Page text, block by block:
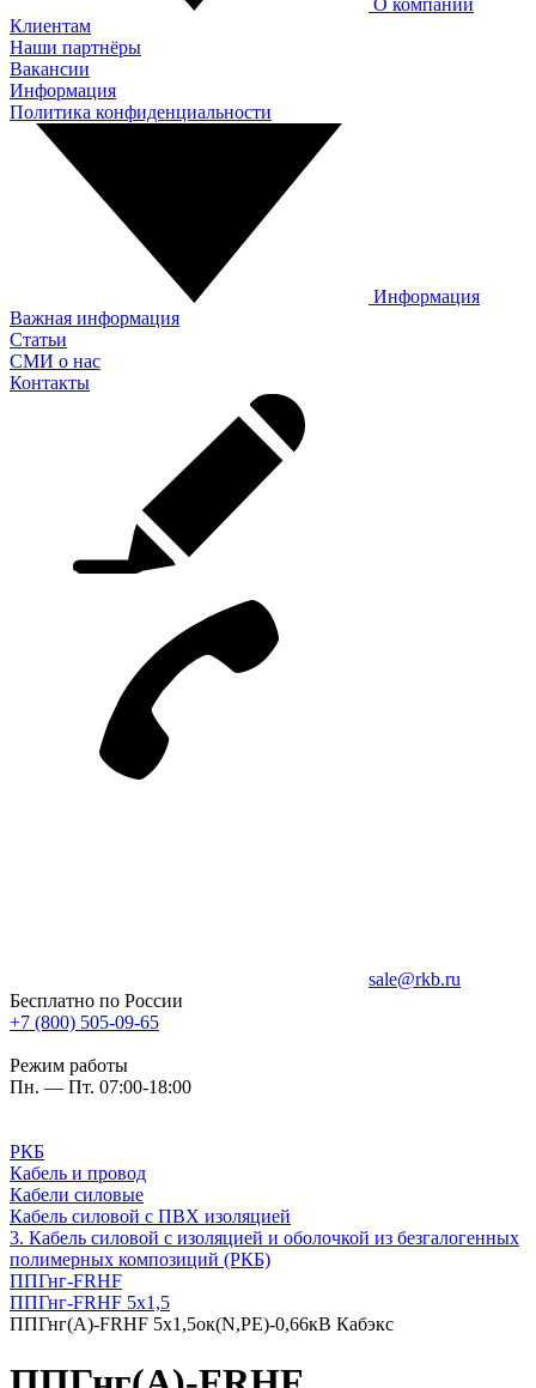
О компании
Клиентам
Наши партнёры
Вакансии
Информация
Политика конфиденциальности
Информация
Важная информация
Статьи
СМИ о нас
Контакты
sale@rkb.ru
Бесплатно по России
+7 (800) 505-09-65
Режим работы
Пн. — Пт. 07:00-18:00
РКБ
Кабель и провод
Кабели силовые
Кабель силовой с ПВХ изоляцией
3. Кабель силовой с изоляцией и оболочкой из безгалогенных
полимерных композиций (РКБ)
ППГнг-FRHF
ППГнг-FRHF 5х1,5
ППГнг(А)-FRHF 5х1,5ок(N,PE)-0,66кВ Кабэкс